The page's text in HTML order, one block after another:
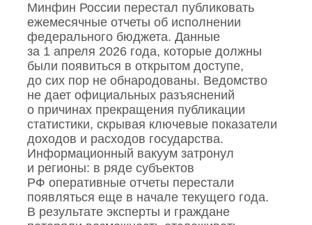
Минфин России перестал публиковать
ежемесячные отчеты об исполнении
федерального бюджета. Данные
за 1 апреля 2026 года, которые должны
были появиться в открытом доступе,
до сих пор не обнародованы. Ведомство
не дает официальных разъяснений
о причинах прекращения публикации
статистики, скрывая ключевые показатели
доходов и расходов государства.
Информационный вакуум затронул
и регионы: в ряде субъектов
РФ оперативные отчеты перестали
появляться еще в начале текущего года.
В результате эксперты и граждане